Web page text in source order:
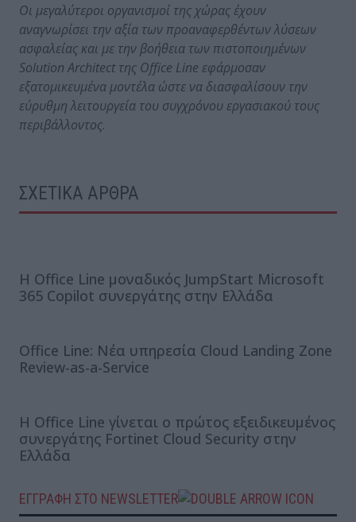
Οι μεγαλύτεροι οργανισμοί της χώρας έχουν
αναγνωρίσει την αξία των προαναφερθέντων λύσεων
ασφαλείας και με την βοήθεια των πιστοποιημένων
SolutionArchitect της Office Line εφάρμοσαν
εξατομικευμένα μοντέλα ώστε να διασφαλίσουν την
εύρυθμη λειτουργεία του συγχρόνου εργασιακού τους
περιβάλλοντος.
ΣΧΕΤΙΚΑ ΑΡΘΡΑ
Η Office Line μοναδικός JumpStart Microsoft
365 Copilot συνεργάτης στην Ελλάδα
Office Line: Νέα υπηρεσία Cloud Landing Zone
Review-as-a-Service
Η Office Line γίνεται ο πρώτος εξειδικευμένος
συνεργάτης Fortinet Cloud Security στην
Ελλάδα
ΕΓΓΡΑΦΗ ΣΤΟ NEWSLETTER